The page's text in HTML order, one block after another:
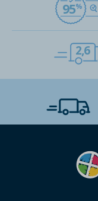
95
2,6